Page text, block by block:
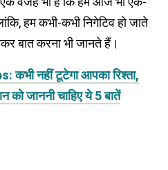
हम कभी-कभी निगेटिव हो जाते
बात करना भी जानते हैं।
नहीं टूटेगा आपका रिश्ता,
को जाननी चाहिए ये 5 बातें